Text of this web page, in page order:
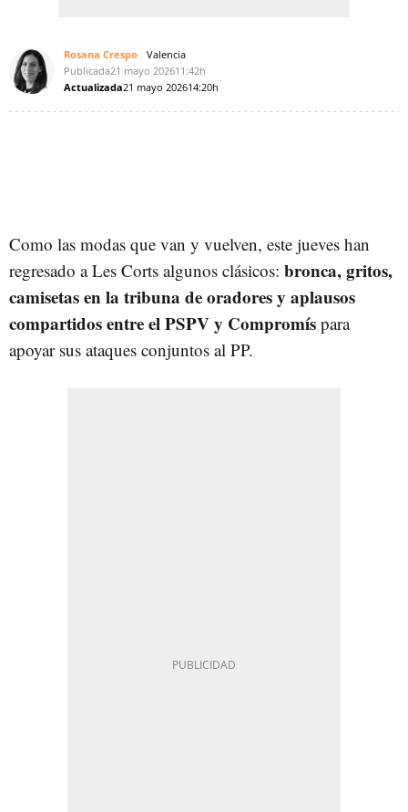
Rosana Crespo
Valencia
Publicada21 mayo 202611:42h
Actualizada21 mayo 202614:20h
Como las modas que van y vuelven, este jueves han
regresado a Les Corts algunos clásicos: bronca, gritos,
camisetas en la tribuna de oradores y aplausos
compartidos entre el PSPV y Compromís para
apoyar sus ataques conjuntos al PP.